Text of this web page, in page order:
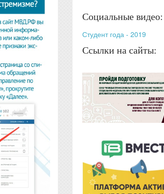
Социальные видео:
Студент года - 2019
Ссылки на сайты: